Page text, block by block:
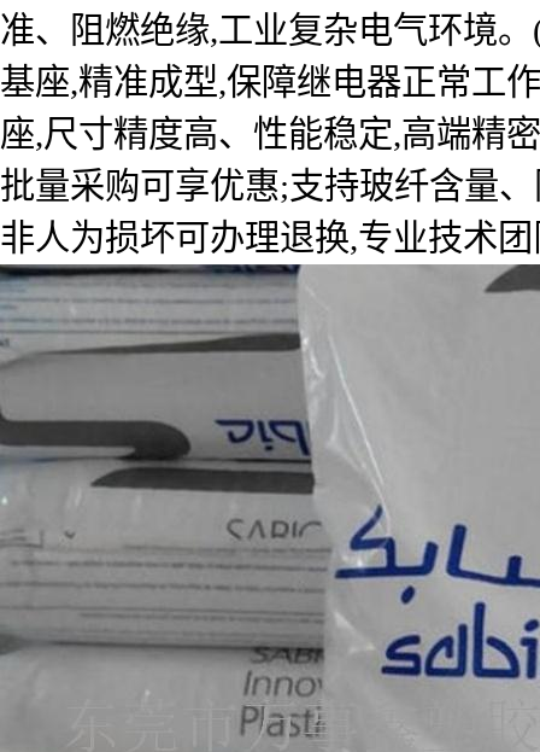
准、阻燃绝缘,工业复杂电气环境
基座,精准成型,保障继电器正常工
座,尺寸精度高、性能稳定,高端精
批量采购可享优惠;支持玻纤含量
非人为损坏可办理退换,专业技术